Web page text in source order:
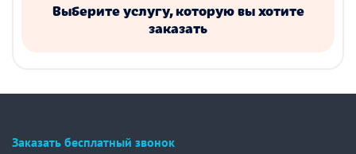
Выберите услугу, которую вы хотите
заказать
Заказать бесплатный звонок